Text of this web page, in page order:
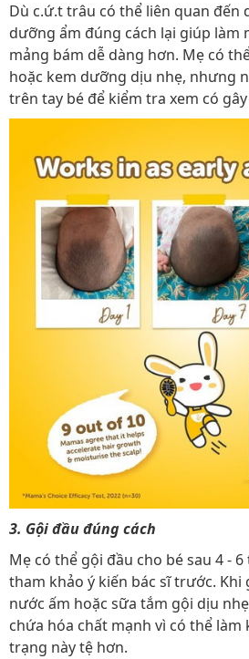
Dù c.ứ.t trâu có thể liên quan đến
dưỡng ẩm đúng cách lại giúp làm
mảng bám dễ dàng hơn. Mẹ có
hoặc kem dưỡng dịu nhẹ, nhưng
trên tay bé để kiểm tra xem có
3. Gội đầu đúng cách
Mẹ có thể gội đầu cho bé sau 4 -
tham khảo ý kiến bác sĩ trước. Khi
nước ấm hoặc sữa tắm gội dịu
chứa hóa chất mạnh vì có thể làm
trạng này tệ hơn.